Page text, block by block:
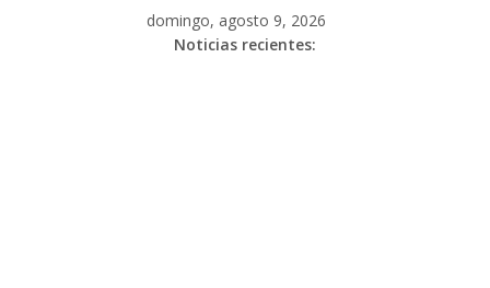
domingo, agosto 9, 2026
Noticias recientes: